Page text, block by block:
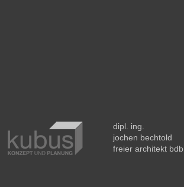
dipl. ing.
jochen bechtold
freier architekt bdb